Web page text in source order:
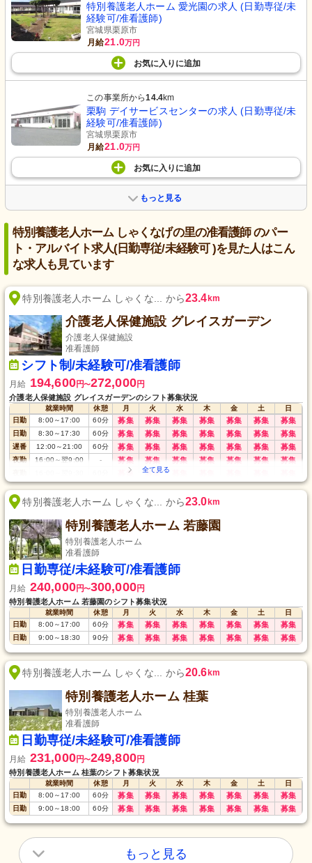
特別養護老人ホーム 愛光園の求人 (日勤専従/未
経験可/准看護師)
宮城県栗原市
月給21.0万円
お気に入り に追加
この事業所から14.4km
栗駒 デイサービスセンターの求人 (日勤専従/未
経験可/准看護師)
宮城県栗原市
月給21.0万円
お気に入り に追加
もっと見る
特別養護老人ホーム しゃくなげの里の准看護師 のパー
ト・アルバイト求人(日勤専従/未経験可 )を見た人はこん
な求人も見ています
特別養護老人ホーム しゃくな... から23.4km
介護老人保健施設 グレイスガーデン
介護老人保健施設
准看護師
シフト制/未経験可/准看護師
月給 194,600円〜272,000円
介護老人保健施設 グレイスガーデンのシフト募集状況
就業時間 休憩 月 火 水 木 金 土
日
日勤
8:00～ 17:00 60分 募集 募集 募集 募集 募集 募集 募集
日勤 8:30～ 17:30 60分 募集 募集 募集 募集 募集 募集 募集
遅番 12:00～21:00 60分 募集 募集 募集 募集 募集 募集 募集
夜勤 16:00 ～翌9:00 - 募集 募集 募集 募集 募集 募集 募集
募集 募集
特別養護老人ホーム しゃくな... から23.0km
特別養護老人ホーム 若藤園
特別養護老人ホーム
准看護師
日勤専従/未経験可/准看護師
月給 240,000円〜300,000円
特別養護老人ホーム 若藤園のシフト募集状況
就業時間 休憩 月 火 水 木 金 土
日
日勤
8:00～17:00 60分 募集 募集 募集 募集 募集 募集 募集
日勤 9:00～18:30 90分 募集 募集 募集 募集 募集 募集 募集
特別養護老人ホーム しゃくな... から20.6km
特別養護老人ホーム 桂葉
特別養護老人ホーム
准看護師
日勤専従/未経験可/准看護師
月給 231,000円〜249,800円
特別養護老人ホーム 桂葉のシフト募集状況
就業時間 休憩 月 火 水 木 金 土
日
日勤
8:00～17:00 60分 募集 募集 募集 募集 募集 募集 募集
日勤 9:00～18:00 60分 募集 募集 募集 募集 募集 募集 募集
もっと見る